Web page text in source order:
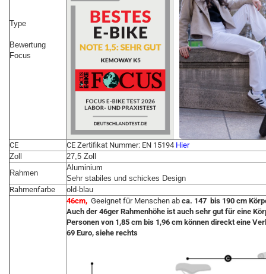
Type
Bewertung
Focus
CE CE Zertifikat Nummer: EN 15194 Hier
Zoll
27,5 Zoll
Rahmen
Aluminium
Sehr stabiles und schickes Design
Rahmenfarbe
old-blau
46cm, Geeignet für Menschen ab ca. 147 bis 190 cm
Auch der 46ger Rahmenhöhe ist auch sehr gut für eine
Personen von 1,85 cm bis 1,96 cm können direckt eine
69 Euro, siehe rechts